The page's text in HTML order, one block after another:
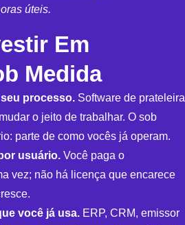
úteis.
Em
Medida
processo.Software de prateleira
o jeito de trabalhar. O sob
parte de como vocês já operam.
usuário.Você paga o
vez; não há licença que encarece
você já usa.ERP, CRM, emissor